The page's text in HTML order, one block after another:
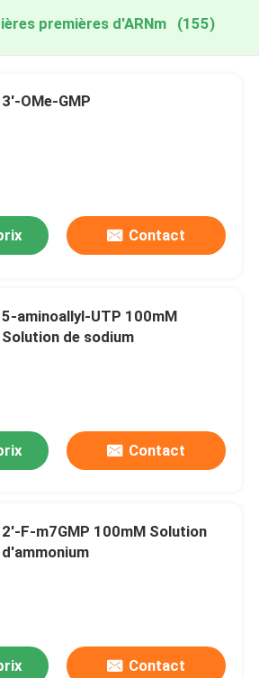
premières d'ARNm (155)
3'-OMe-GMP
Contact
5-aminoallyl-UTP 100mM
Solution de sodium
Contact
2'-F-m7GMP 100mM Solution
d'ammonium
Contact